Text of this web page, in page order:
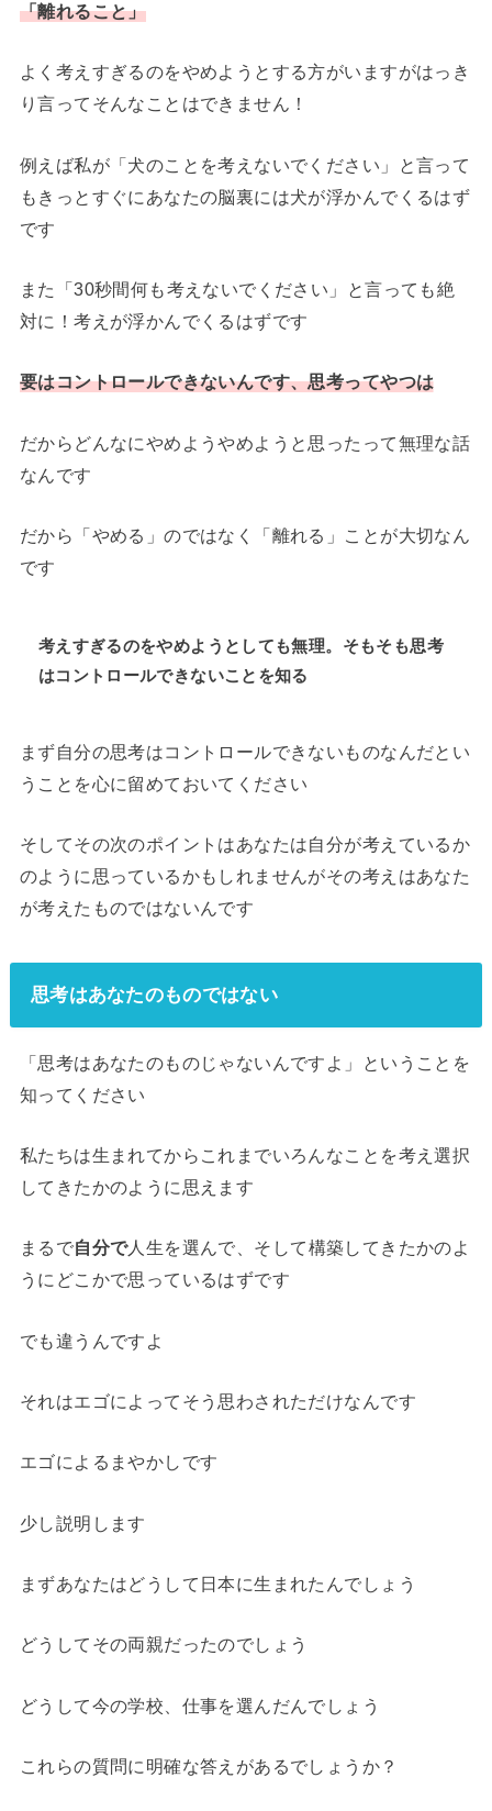
「離れること」
よく考えすぎるのをやめようとする方がいますがはっき
り言ってそんなことはできません！
例えば私が「犬のことを考えないでください」と言って
もきっとすぐにあなたの脳裏には犬が浮かんでくるはず
です
また「30秒間何も考えないでください」と言っても絶
対に！考えが浮かんでくるはずです
要はコントロールできないんです、思考ってやつは
だからどんなにやめようやめようと思ったって無理な話
なんです
だから「やめる」のではなく「離れる」ことが大切なん
です
考えすぎるのをやめようとしても無理。そもそも思考
はコントロールできないことを知る
まず自分の思考はコントロールできないものなんだとい
うことを心に留めておいてください
そしてその次のポイントはあなたは自分が考えているか
のように思っているかもしれませんがその考えはあなた
が考えたものではないんです
思考はあなたのものではない
「思考はあなたのものじゃないんですよ」ということを
知ってください
私たちは生まれてからこれまでいろんなことを考え選択
してきたかのように思えます
まるで自分で人生を選んで、そして構築してきたかのよ
うにどこかで思っているはずです
でも違うんですよ
それはエゴによってそう思わされただけなんです
エゴによるまやかしです
少し説明します
まずあなたはどうして日本に生まれたんでしょう
どうしてその両親だったのでしょう
どうして今の学校、仕事を選んだんでしょう
これらの質問に明確な答えがあるでしょうか？